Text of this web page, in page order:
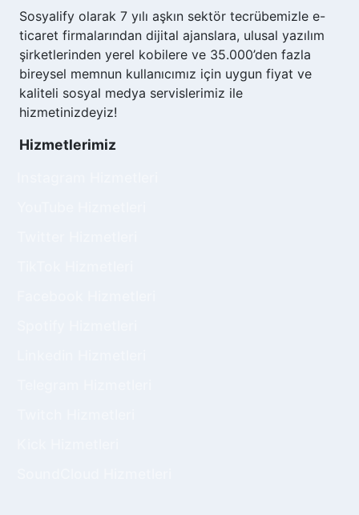
Sosyalify olarak 7 yılı aşkın sektör tecrübemizle e-
ticaret firmalarından dijital ajanslara, ulusal yazılım
şirketlerinden yerel kobilere ve 35.000’den fazla
bireysel memnun kullanıcımız için uygun fiyat ve
kaliteli sosyal medya servislerimiz ile
hizmetinizdeyiz!
Hizmetlerimiz